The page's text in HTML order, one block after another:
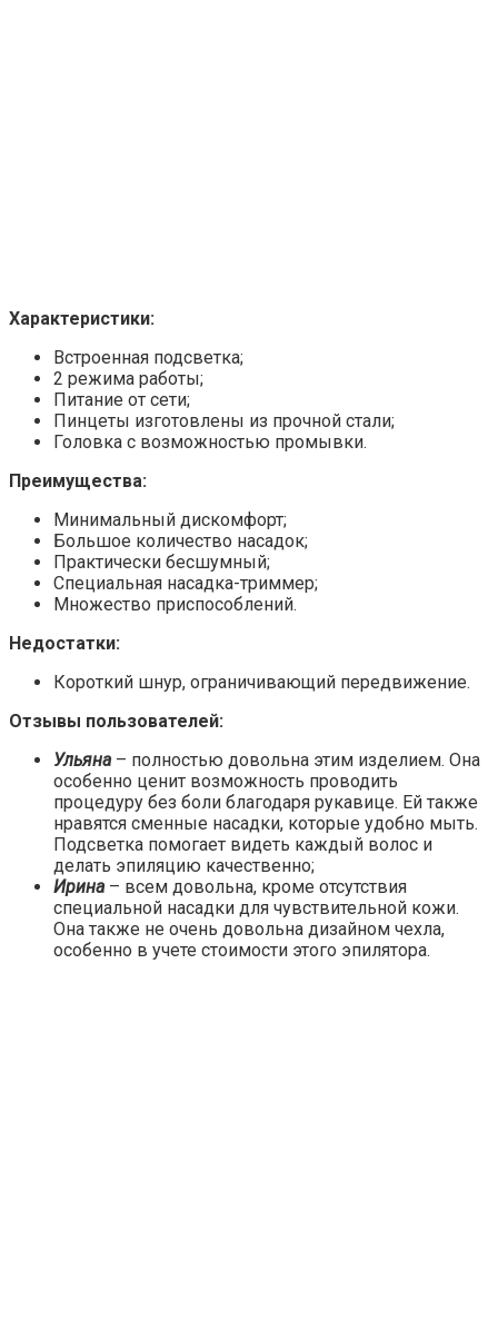
Характеристики:
Встроенная подсветка;
2 режима работы;
Питание от сети;
Пинцеты изготовлены из прочной стали;
Головка с возможностью промывки.
Преимущества:
Минимальный дискомфорт;
Большое количество насадок;
Практически бесшумный;
Специальная насадка-триммер;
Множество приспособлений.
Недостатки:
Короткий шнур, ограничивающий передвижение.
Отзывы пользователей:
Ульяна – полностью довольна этим изделием. Она
особенно ценит возможность проводить
процедуру без боли благодаря рукавице. Ей также
нравятся сменные насадки, которые удобно мыть.
Подсветка помогает видеть каждый волос и
делать эпиляцию качественно;
Ирина – всем довольна, кроме отсутствия
специальной насадки для чувствительной кожи.
Она также не очень довольна дизайном чехла,
особенно в учете стоимости этого эпилятора.